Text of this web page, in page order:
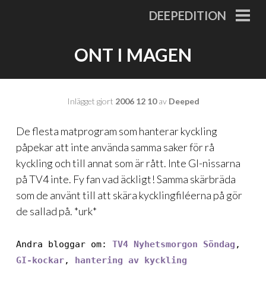
DEEPEDITION
ONT I MAGEN
Inlägget gjort 2006 12 10av Deeped
De flesta matprogram som hanterar kyckling
påpekar att inte använda samma saker för rå
kyckling och till annat som är rått. Inte GI-nissarna
på TV4 inte. Fy fan vad äckligt! Samma skärbräda
som de använt till att skära kycklingfiléerna på gör
de sallad på. *urk*
Andra bloggar om: TV4 Nyhetsmorgon Söndag ,
GI-kockar, hantering av kyckling